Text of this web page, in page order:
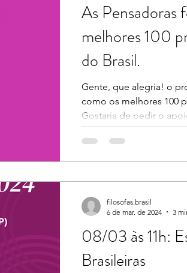
As Pensadoras
melhores 100
do Brasil.
Gente, que alegria! o
como os melhores 100
Gostaria de pedir o
08/03 às 11h:
Brasileiras
filosofas.brasil
6 de mar. de 2024
3